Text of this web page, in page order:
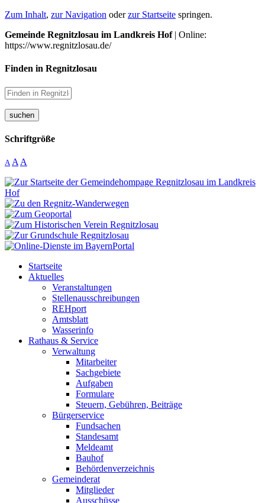
Zum Inhalt, zur Navigation oderzur Startseite springen.
Gemeinde Regnitzlosau im Landkreis Hof| Online:
https://www.regnitzlosau.de/
Finden in Regnitzlosau
suchen
Schriftgröße
A A A
Startseite
Aktuelles
Veranstaltungen
Stellenausschreibungen
REHport
Amtsblatt
Wasserinfo
Rathaus & Service
Verwaltung
Mitarbeiter
Sachgebiete
Aufgaben
Formulare
Steuern, Gebühren, Beiträge
Bürgerservice
Fundsachen
Standesamt
Meldeamt
Bauhof
Behördenverzeichnis
Gemeinderat
Mitglieder
Ausschüsse